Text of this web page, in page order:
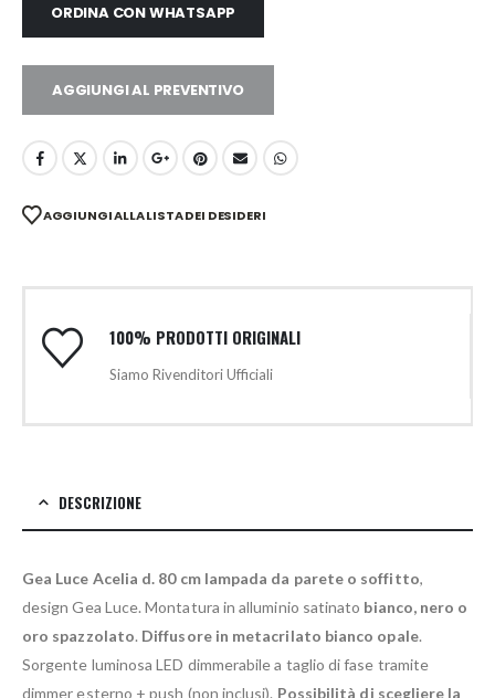
ORDINA CON WHATSAPP
AGGIUNGI AL PREVENTIVO
AGGIUNGI ALLA LISTA DEI DESIDERI
100% PRODOTTI ORIGINALI
Siamo Rivenditori Ufficiali
DESCRIZIONE
Gea Luce Acelia d. 80 cm lampada da parete o soffitto,
design Gea Luce. Montatura in alluminio satinato bianco, nero o
oro spazzolato. Diffusore in metacrilato bianco opale.
Sorgente luminosa LED dimmerabile a taglio di fase tramite
dimmer esterno + push (non inclusi). Possibilità di scegliere la